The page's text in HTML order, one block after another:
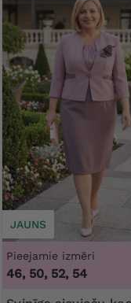
JAUNS
Pieejamie izmēri
46, 50, 52, 54